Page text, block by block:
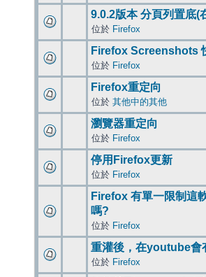
9.0.2版本 分頁列置底(
位於 Firefox
Firefox Screenshots
位於 Firefox
Firefox重定向
位於 其他中的其他
瀏覽器重定向
位於 Firefox
停用Firefox更新
位於 Firefox
Firefox 有單一限制這
嗎?
位於 Firefox
重灌後，在youtube會
位於 Firefox